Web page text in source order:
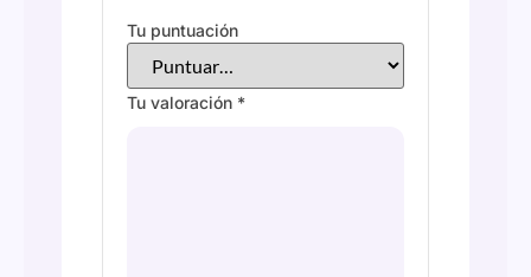
Tu puntuación
Tu valoración *